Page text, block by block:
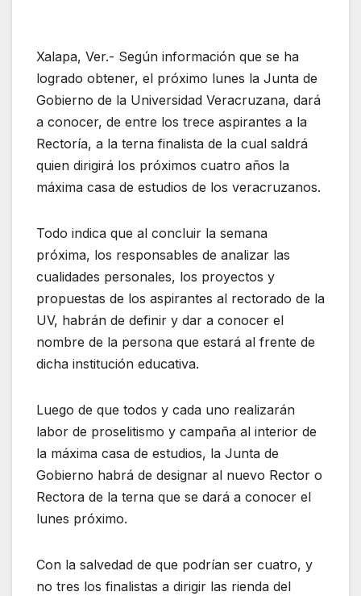
Xalapa, Ver.- Según información que se ha
logrado obtener, el próximo lunes la Junta de
Gobierno de la Universidad Veracruzana, dará
a conocer, de entre los trece aspirantes a la
Rectoría, a la terna finalista de la cual saldrá
quien dirigirá los próximos cuatro años la
máxima casa de estudios de los veracruzanos.
Todo indica que al concluir la semana
próxima, los responsables de analizar las
cualidades personales, los proyectos y
propuestas de los aspirantes al rectorado de la
UV, habrán de definir y dar a conocer el
nombre de la persona que estará al frente de
dicha institución educativa.
Luego de que todos y cada uno realizarán
labor de proselitismo y campaña al interior de
la máxima casa de estudios, la Junta de
Gobierno habrá de designar al nuevo Rector o
Rectora de la terna que se dará a conocer el
lunes próximo.
Con la salvedad de que podrían ser cuatro, y
no tres los finalistas a dirigir las rienda del